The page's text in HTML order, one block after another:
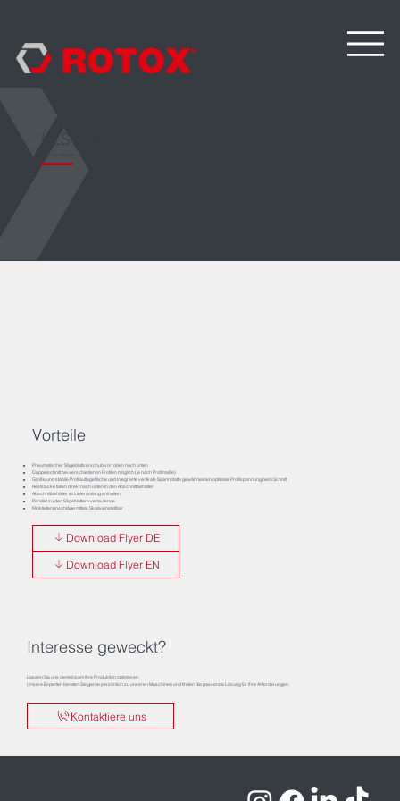
KLS 205
Vorteile
Pneumatischer Sägeblattvorschub von oben nach unten
Doppelschnitt bei verschiedenen Profilen möglich (je nach Profilmaße)
Große und stabile Profilauflagefläche und integrierte vertikale Spannplatte gewährleisten optimale Profilspannung beim Schnitt
Reststücke fallen direkt nach unten in den Abschnittbehälter
Abschnittbehälter im Lieferumfang enthalten
Parallel zu den Sägeblättern verlaufende
Klinktiefenanschläge mittels Skala einstellbar
Download Flyer DE
Download Flyer EN
Interesse geweckt?
Lassen Sie uns gemeinsam Ihre Produktion optimieren.
Unsere Experten beraten Sie gerne persönlich zu unseren Maschinen und finden die passende Lösung für Ihre Anforderungen.
Kontaktiere uns